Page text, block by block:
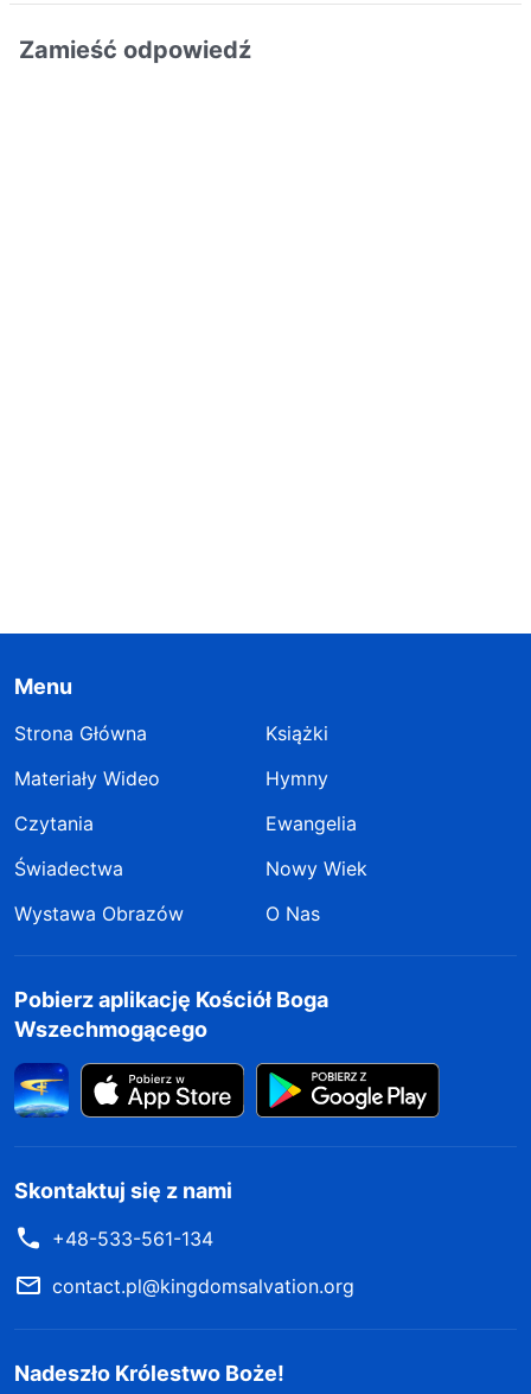
Zamieść odpowiedź
Menu
Strona Główna
Książki
Materiały Wideo
Hymny
Czytania
Ewangelia
Świadectwa
Nowy Wiek
Wystawa Obrazów
O Nas
Pobierz aplikację Kościół Boga
Wszechmogącego
Skontaktuj się z nami
+48-533-561-134
contact.pl@kingdomsalvation.org
Nadeszło Królestwo Boże!